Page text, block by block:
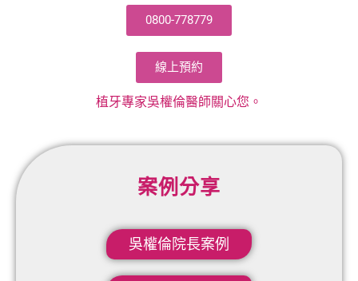
案例分享
吳權倫院長案例​
0800-778779
線上預約
植牙專家吳權倫醫師關心您。